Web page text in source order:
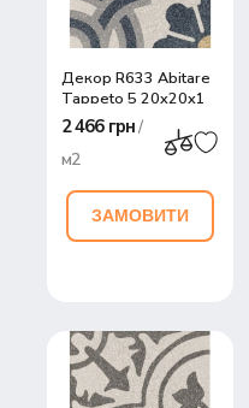
Декор R633 Abitare
Tappeto 5 20x20x1
2 466 грн/
м2
ЗАМОВИТИ